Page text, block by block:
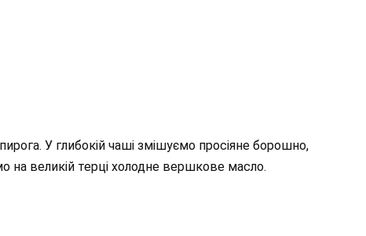
У глибокій чаші змішуємо просіяне борошно,
на великій терці холодне вершкове масло.